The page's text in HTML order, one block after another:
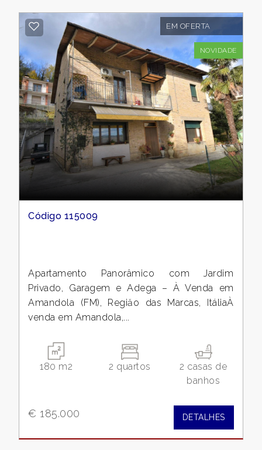
EM OFERTA
NOVIDADE
Código 115009
Apartamento Panorâmico com Jardim
Privado, Garagem e Adega – À Venda em
Amandola (FM), Regiăo das Marcas, ItáliaÀ
venda em Amandola,...
180 m2 2 quartos
2 casas de
banhos
€ 185.000 DETALHES